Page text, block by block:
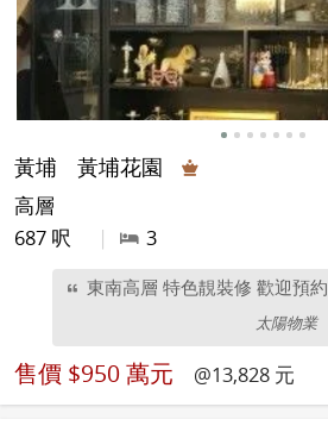
黃埔 黃埔花園
高層
687 呎
| 3
東南高層 特色靚裝修 歡迎預約
太陽物業
售價 $950 萬元 @13,828 元